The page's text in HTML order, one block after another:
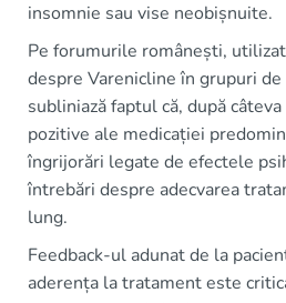
insomnie sau vise neobișnuite.
Pe forumurile românești,
despre Varenicline în grupuri
subliniază faptul că, după
pozitive ale medicației
îngrijorări legate de efectele
întrebări despre adecvarea
lung.
Feedback-ul adunat de la
aderența la tratament este